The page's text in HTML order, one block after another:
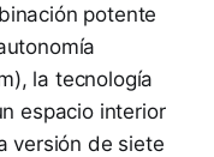
potente
la tecnología
espacio interior
versión de siete